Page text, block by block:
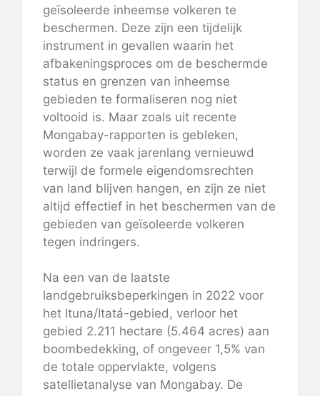
geïsoleerde inheemse volkeren te
beschermen. Deze zijn een tijdelijk
instrument in gevallen waarin het
afbakeningsproces om de beschermde
status en grenzen van inheemse
gebieden te formaliseren nog niet
voltooid is. Maar zoals uit recente
Mongabay-rapporten is gebleken,
worden ze vaak jarenlang vernieuwd
terwijl de formele eigendomsrechten
van land blijven hangen, en zijn ze niet
altijd effectief in het beschermen van de
gebieden van geïsoleerde volkeren
tegen indringers.
Na een van de laatste
landgebruiksbeperkingen in 2022 voor
het Ituna/Itatá-gebied, verloor het
gebied 2.211 hectare (5.464 acres) aan
boombedekking, of ongeveer 1,5% van
de totale oppervlakte, volgens
satellietanalyse van Mongabay. De